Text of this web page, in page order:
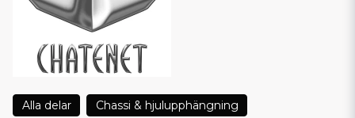
livslängd och maximal driftsäkerhet.
Chatenet CH26, CH40, CH46, CH28, CH30, CH32
Oavsett om du behöver delar till kaross, drivlina, bromsar,
Alla delar
Chassi & hjulupphängning